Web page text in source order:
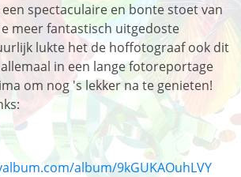
spectaculaire en bonte stoet van
meer fantastisch uitgedoste
lukte het de hoffotograaf ook dit
in een lange fotoreportage
om nog 's lekker na te genieten!
album/9kGUKAOuhLVY